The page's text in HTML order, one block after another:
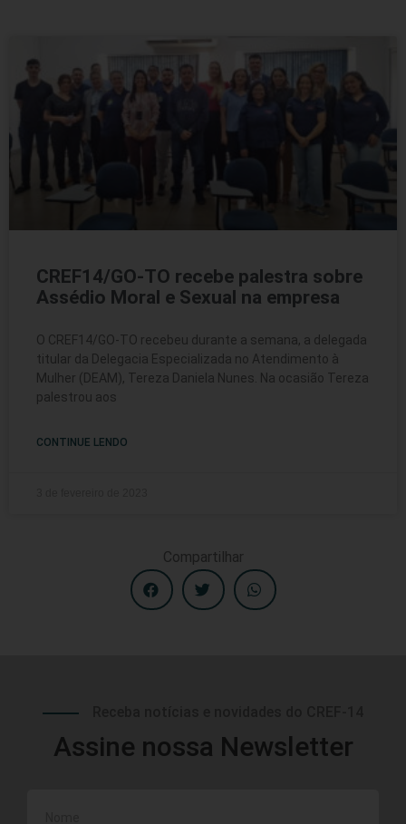
CREF14/GO-TO recebe palestra sobre
Assédio Moral e Sexual na empresa
O CREF14/GO-TO recebeu durante a semana, a delegada
titular da Delegacia Especializada no Atendimento à
Mulher (DEAM), Tereza Daniela Nunes. Na ocasião Tereza
palestrou aos
CONTINUE LENDO
Compartilhar
Assine nossa Newsletter